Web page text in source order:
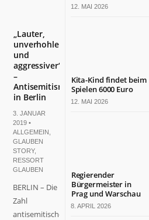
„Lauter,
unverhohlener
und
aggressiver“
–
Antisemitismus
in Berlin
3. JANUAR
2019 •
ALLGEMEIN
GLAUBEN
STORY,
RESSORT
GLAUBEN
BERLIN – Die
Zahl
antisemitischer
12. MAI 2026
Kita-Kind findet beim
Spielen 6000 Euro
12. MAI 2026
Regierender
Bürgermeister in
Prag und Warschau
8. APRIL 2026